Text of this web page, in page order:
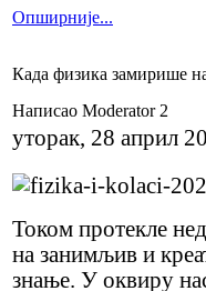
Опширније...
Када физика замирише
Написао Moderator 2
уторак, 28 април
Током протекле
на занимљив и
знање. У оквиру